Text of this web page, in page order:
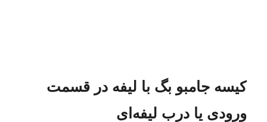
کیسه جامبو بگ با لیفه در قسمت
ورودی یا درب لیفه‌ای